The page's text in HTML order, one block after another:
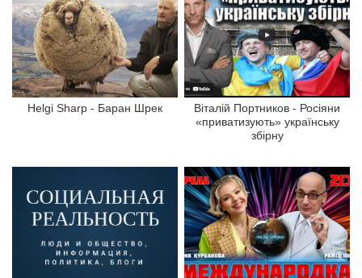
Helgi Sharp - Баран Шрек
Віталій Портников - Росіяни
«приватизують» українську
збірну